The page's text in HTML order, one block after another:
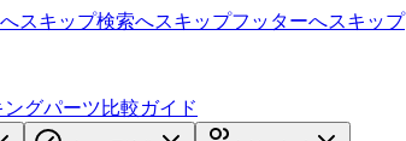
スキップ検索へスキップフッターへスキップ
ングパーツ比較ガイド